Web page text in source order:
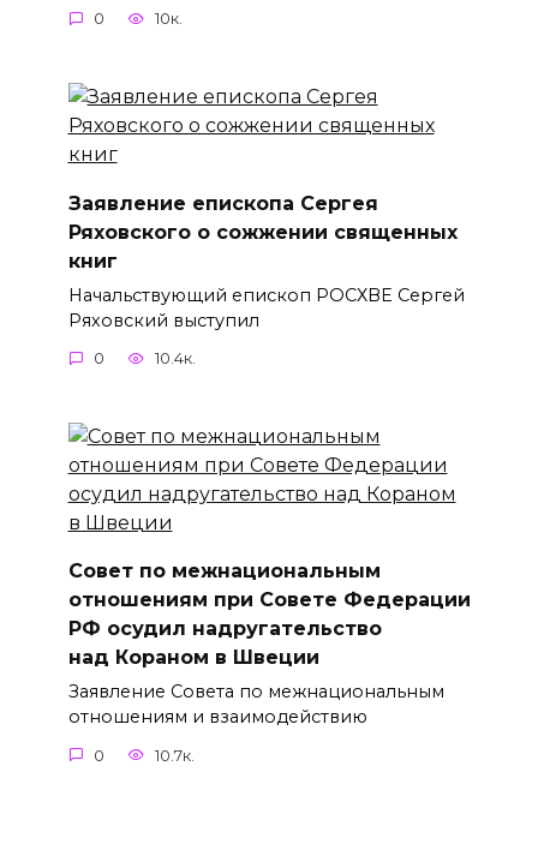
0 10к.
Заявление епископа Сергея
Ряховского о сожжении священных
книг
Начальствующий епископ РОСХВЕ Сергей
Ряховский выступил
0 10.4к.
Совет по межнациональным
отношениям при Совете Федерации
РФ осудил надругательство
над Кораном в Швеции
Заявление Совета по межнациональным
отношениям и взаимодействию
0 10.7к.